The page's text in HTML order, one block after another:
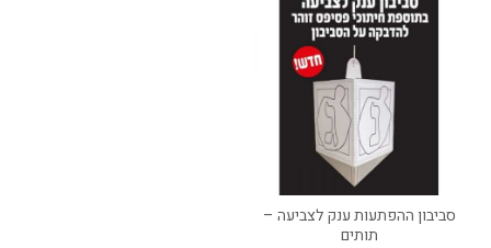
סביבון ההפתעות ענק לצביעה –
תותים